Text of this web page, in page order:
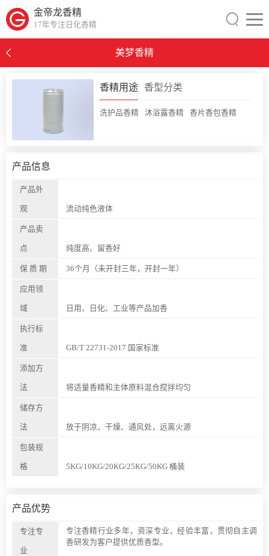
金帝龙香精
17年专注日化香精
美梦香精
香精用途 香型分类
洗护品香精 沐浴露香精 香片香包香精
产品信息
产品外
观 流动纯色液体
产品卖
点 纯度高、留香好
保 质 期 36个月（未开封三年，开封一年）
应用领
域 日用、日化、工业等产品加香
执行标
准 GB/T 22731-2017 国家标准
添加方
法 将适量香精和主体原料混合搅拌均匀
储存方
法 放于阴凉、干燥、通风处，远离火源
包装规
格 5KG/10KG/20KG/25KG/50KG 桶装
产品优势
专注专
业
专注香精行业多年，资深专业，经验丰富，贯彻自主调
香研发为客户提供优质香型。